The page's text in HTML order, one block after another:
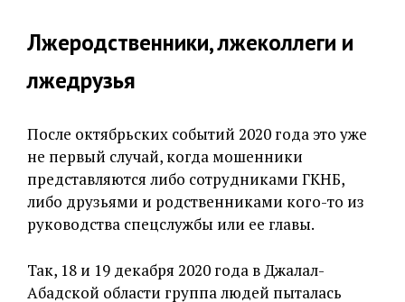
Лжеродственники, лжеколлеги и
лжедрузья
После октябрьских событий 2020 года это уже
не первый случай, когда мошенники
представляются либо сотрудниками ГКНБ,
либо друзьями и родственниками кого-то из
руководства спецслужбы или ее главы.
Так, 18 и 19 декабря 2020 года в Джалал-
Абадской области группа людей пыталась